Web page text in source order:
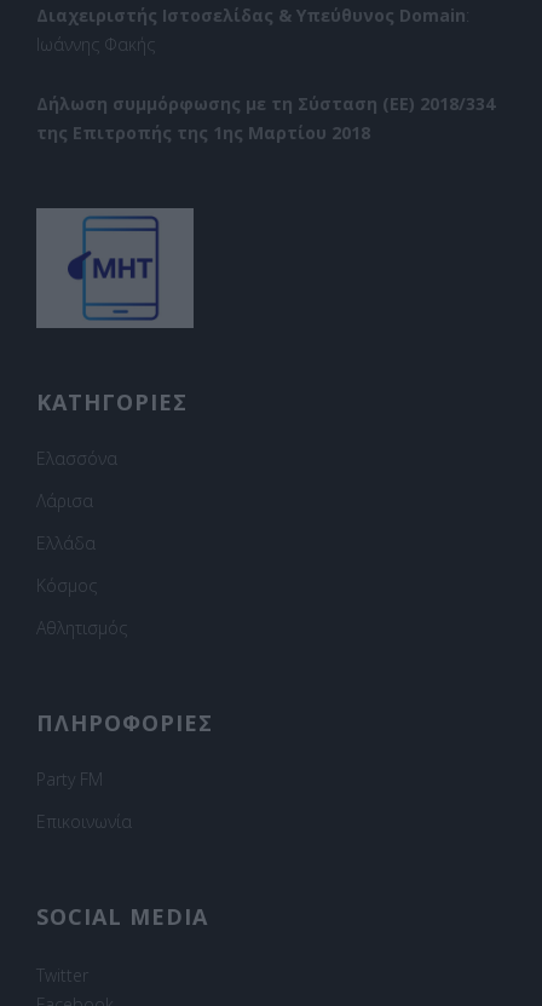
Διαχειριστής Ιστοσελίδας & Υπεύθυνος Domain:
Ιωάννης Φακής
Δήλωση συμμόρφωσης με τη Σύσταση (ΕΕ) 2018/334
της Επιτροπής της 1ης Μαρτίου 2018
ΚΑΤΗΓΟΡΙΕΣ
Ελασσόνα
Λάρισα
Ελλάδα
Κόσμος
Αθλητισμός
ΠΛΗΡΟΦΟΡΙΕΣ
Party FM
Επικοινωνία
SOCIAL MEDIA
Twitter